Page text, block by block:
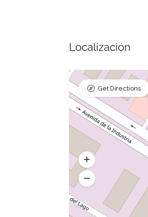
Localización
Get Directions